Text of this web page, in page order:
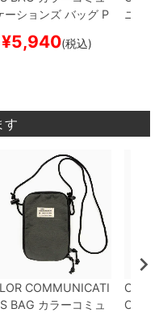
ーションズ バッグ P
スケートボード ス
¥5,940(税込)
ニケー
す
COMMUNICATI
BAG カラーコミュ
ONS